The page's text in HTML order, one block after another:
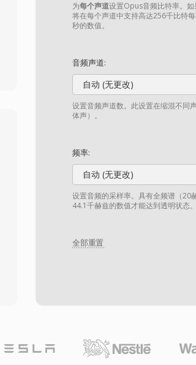
为每个声道设置Opus音频比特率。如
将在每个声道中支持高达256千比特
秒的数值。
音频声道:
自动 (无更改)
设置音频声道数。此设置在缩混不同
体声）。
频率:
自动 (无更改)
设置音频的采样率。具有全频谱（
44.1千赫兹的数值才能达到透明状态
全部重置